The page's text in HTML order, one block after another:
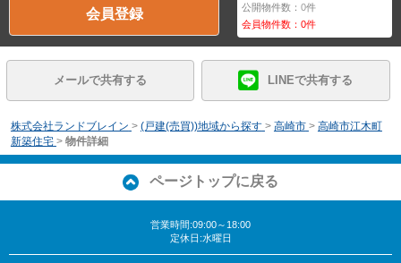
会員登録 公開物件数：0件
会員物件数：0件
メールで共有する LINEで共有する
株式会社ランドブレイン > (戸建(売買))地域から探す > 高崎市 > 高崎市江木町
新築住宅 > 物件詳細
ページトップに戻る
営業時間:09:00～18:00
定休日:水曜日